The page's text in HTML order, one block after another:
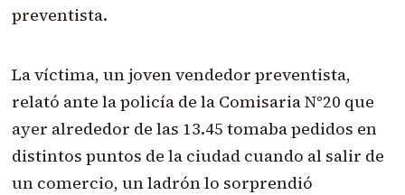
preventista.
La víctima, un joven vendedor preventista,
relató ante la policía de la Comisaria N°20 que
ayer alrededor de las 13.45 tomaba pedidos en
distintos puntos de la ciudad cuando al salir de
un comercio, un ladrón lo sorprendió